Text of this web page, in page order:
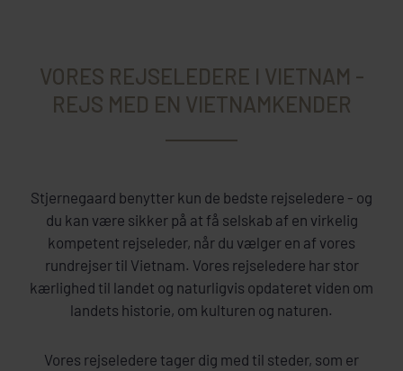
VORES REJSELEDERE I VIETNAM -
REJS MED EN VIETNAMKENDER
Stjernegaard benytter kun de bedste rejseledere - og
du kan være sikker på at få selskab af en virkelig
kompetent rejseleder, når du vælger en af vores
rundrejser til Vietnam. Vores rejseledere har stor
kærlighed til landet og naturligvis opdateret viden om
landets historie, om kulturen og naturen.
Vores rejseledere tager dig med til steder, som er